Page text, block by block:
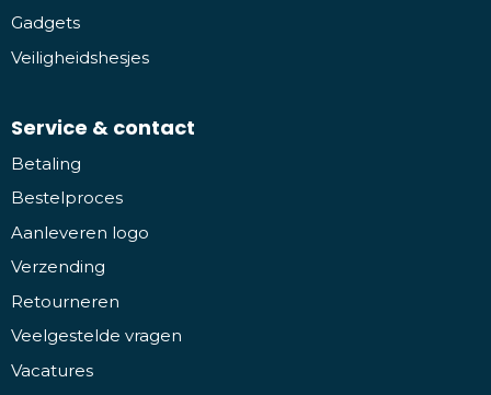
Gadgets
Veiligheidshesjes
Service & contact
Betaling
Bestelproces
Aanleveren logo
Verzending
Retourneren
Veelgestelde vragen
Vacatures